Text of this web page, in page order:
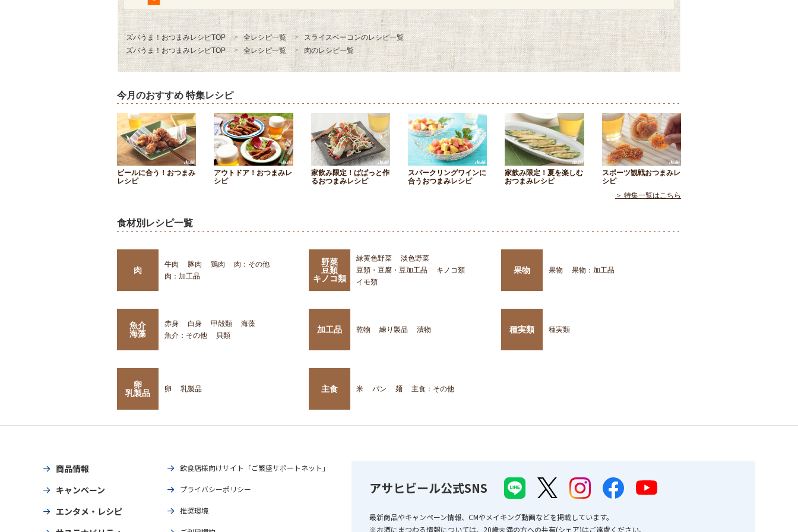
ズバうま！おつまみレシピTOP 全レシピ一覧
スライスベーコンのレシピ一覧
ズバうま！おつまみレシピTOP
全レシピ一覧 肉のレシピ一覧
今月のおすすめ 特集レシピ
ビールに合う！おつまみ
レシピ
アウトドア！おつまみレ
シピ
家飲み限定！ぱぱっと作
るおつまみレシピ
スパークリングワインに
合うおつまみレシピ
家飲み限定！夏を楽しむ
おつまみレシピ
スポーツ観戦おつまみレ
シピ
＞ 特集一覧はこちら
食材別レシピ一覧
肉
牛肉 豚肉 鶏肉
肉：その他
肉：加工品
野菜
豆類
キノコ類
緑黄色野菜
淡色野菜
豆類・豆腐・豆加工品
キノコ類
イモ類
果物 果物 果物：加工品
魚介
海藻
赤身 白身 甲殻類
海藻
魚介：その他
貝類
加工品 乾物 練り製品 漬物 種実類 種実類
卵
乳製品
卵 乳製品 主食 米 パン 麺 主食：その他
商品情報
キャンペーン
エンタメ・レシピ
飲食店様向けサイト「ご繁盛サポートネット」
プライバシーポリシー
推奨環境
アサヒビール公式SNS
最新商品やキャンペーン情報、CMやメイキング動画などを掲載しています。
※お酒にまつわる情報については、20歳未満の方への共有(シェア)はご遠慮ください。